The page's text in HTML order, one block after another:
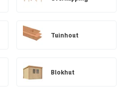
Tuinhout
Blokhut